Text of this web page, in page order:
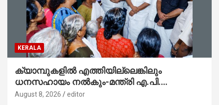
KERALA
ക്യാമ്പുകളിൽ എത്തിയില്ലെങ്കിലും
ധനസഹായം നൽകും-മന്ത്രി എ.പി.
അനിൽകുമാർ
August 8, 2026 editor